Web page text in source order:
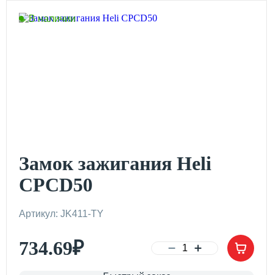
В наличии
Замок зажигания Heli
CPCD50
Артикул: JK411-TY
734.69₽